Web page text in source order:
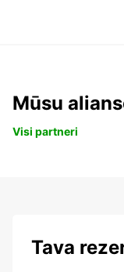
Mūsu
Visi partneri
Tava